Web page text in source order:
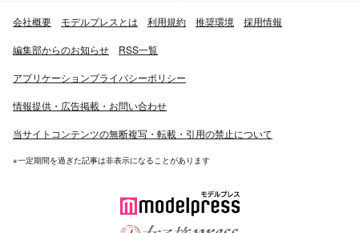
会社概要 モデルプレスとは 利用規約 推奨環境 採用情報
編集部からのお知らせ RSS一覧
アプリケーションプライバシーポリシー
情報提供・広告掲載・お問い合わせ
当サイトコンテンツの無断複写・転載・引用の禁止について
※一定期間を過ぎた記事は非表示になることがあります